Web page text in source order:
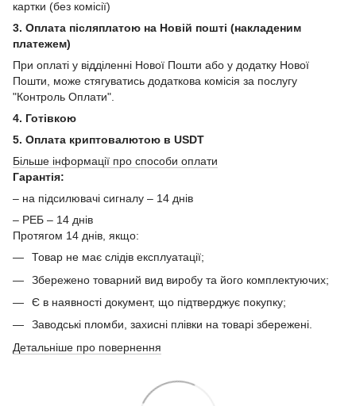
картки (без комісії)
3. Оплата післяплатою на Новій пошті (накладеним
платежем)
При оплаті у відділенні Нової Пошти або у додатку Нової
Пошти, може стягуватись додаткова комісія за послугу
"Контроль Оплати".
4. Готівкою
5. Оплата криптовалютою в USDT
Більше інформації про способи оплати
Гарантія:
– на підсилювачі сигналу – 14 днів
– РЕБ – 14 днів
Протягом 14 днів, якщо:
Товар не має слідів експлуатації;
Збережено товарний вид виробу та його комплектуючих;
Є в наявності документ, що підтверджує покупку;
Заводські пломби, захисні плівки на товарі збережені.
Детальніше про повернення